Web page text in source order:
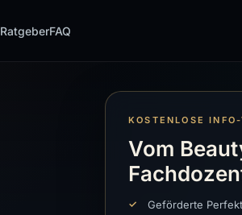
RatgeberFAQ
KOSTENLOSE
Vom
Geförderte